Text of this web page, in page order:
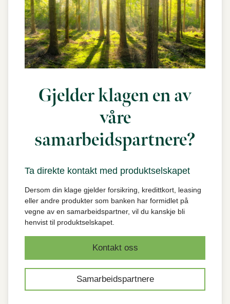
Gjelder klagen en av
våre
samarbeidspartnere?
Ta direkte kontakt med produktselskapet
Dersom din klage gjelder forsikring, kredittkort, leasing
eller andre produkter som banken har formidlet på
vegne av en samarbeidspartner, vil du kanskje bli
henvist til produktselskapet.
Kontakt oss
Samarbeidspartnere